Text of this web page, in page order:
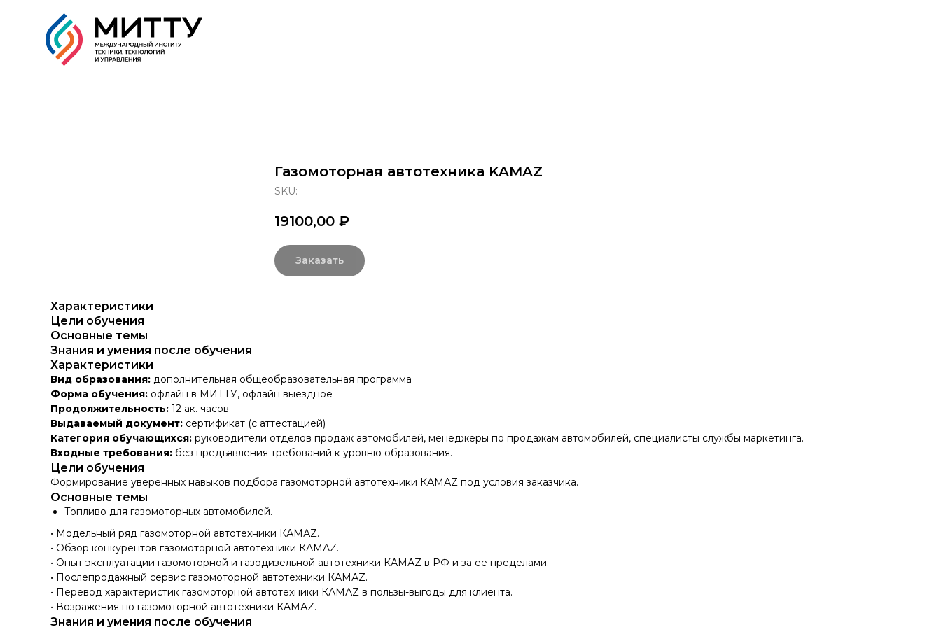
Газомоторная автотехника KAMAZ
SKU:
19100,00 ₽
Заказать
Характеристики
Цели обучения
Основные темы
Знания и умения после обучения
Характеристики
Вид образования: дополнительная общеобразовательная программа
Форма обучения: офлайн в МИТТУ, офлайн выездное
Продолжительность: 12 ак. часов
Выдаваемый документ: сертификат (с аттестацией)
Категория обучающихся: руководители отделов продаж автомобилей, менеджеры по продажам автомобилей, специалисты службы маркетинга.
Входные требования: без предъявления требований к уровню образования.
Цели обучения
Формирование уверенных навыков подбора газомоторной автотехники КАМАZ под условия заказчика.
Основные темы
Топливо для газомоторных автомобилей.
• Модельный ряд газомоторной автотехники КАМАZ.
• Обзор конкурентов газомоторной автотехники КАМАZ.
• Опыт эксплуатации газомоторной и газодизельной автотехники КАМАZ в РФ и за ее пределами.
• Послепродажный сервис газомоторной автотехники КАМАZ.
• Перевод характеристик газомоторной автотехники КАМАZ в пользы-выгоды для клиента.
• Возражения по газомоторной автотехники КАМАZ.
Знания и умения после обучения